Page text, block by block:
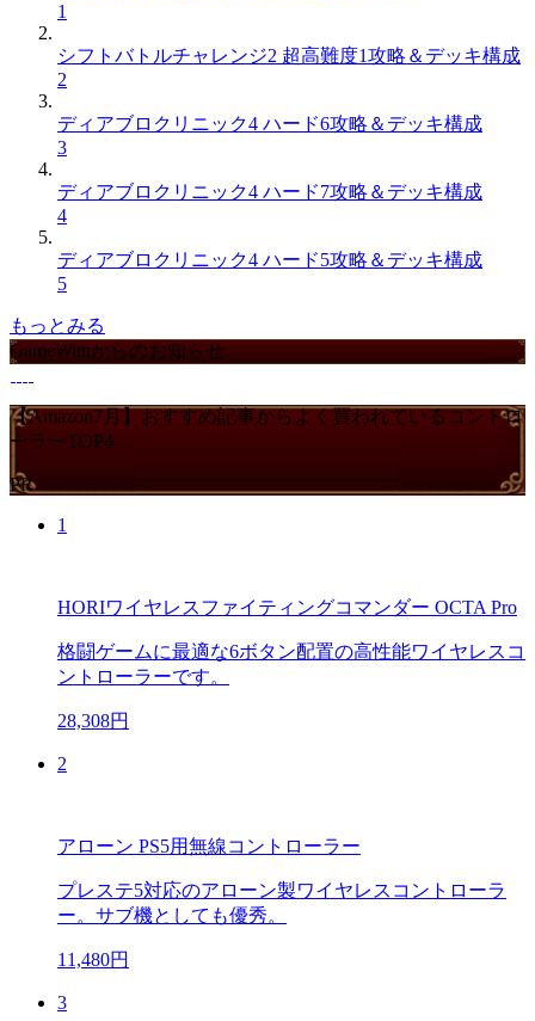
1
シフトバトルチャレンジ2 超高難度1攻略＆デッキ構成
2
ディアブロクリニック4 ハード6攻略＆デッキ構成
3
ディアブロクリニック4 ハード7攻略＆デッキ構成
4
ディアブロクリニック4 ハード5攻略＆デッキ構成
5
もっとみる
GameWithからのお知らせ
【Amazon7月】おすすめ記事からよく買われているコントロ
ーラーTOP4
PR
1
HORIワイヤレスファイティングコマンダー OCTA Pro
格闘ゲームに最適な6ボタン配置の高性能ワイヤレスコ
ントローラーです。
28,308円
2
アローン PS5用無線コントローラー
プレステ5対応のアローン製ワイヤレスコントローラ
ー。サブ機としても優秀。
11,480円
3